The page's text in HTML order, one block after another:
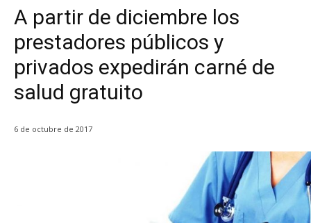
A partir de diciembre los
prestadores públicos y
privados expedirán carné de
salud gratuito
6 de octubre de 2017